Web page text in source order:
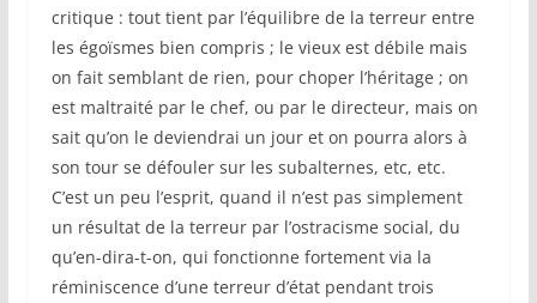
critique : tout tient par l’équilibre de la terreur entre
les égoïsmes bien compris ; le vieux est débile mais
on fait semblant de rien, pour choper l’héritage ; on
est maltraité par le chef, ou par le directeur, mais on
sait qu’on le deviendrai un jour et on pourra alors à
son tour se défouler sur les subalternes, etc, etc.
C’est un peu l’esprit, quand il n’est pas simplement
un résultat de la terreur par l’ostracisme social, du
qu’en-dira-t-on, qui fonctionne fortement via la
réminiscence d’une terreur d’état pendant trois